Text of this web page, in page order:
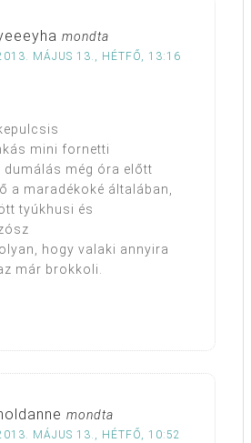
mondta
MÁJUS 13., HÉTFŐ, 13:16
mini fornetti
dumálás még óra előtt
a maradékoké általában,
tyúkhusi és
hogy valaki annyira
már brokkoli.
mondta
MÁJUS 13., HÉTFŐ, 10:52